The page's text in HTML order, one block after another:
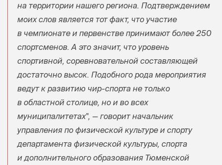
на территории нашего региона. Подтверждением
моих слов является тот факт, что участие
в чемпионате и первенстве принимают более 250
спортсменов. А это значит, что уровень
спортивной, соревновательной составляющей
достаточно высок. Подобного рода мероприятия
ведут к развитию чир-спорта не только
в областной столице, но и во всех
муниципалитетах", — говорит начальник
управления по физической культуре и спорту
департамента физической культуры, спорта
и дополнительного образования Тюменской